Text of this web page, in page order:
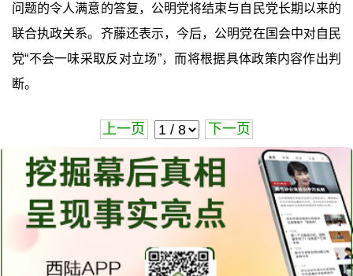
问题的令人满意的答复，公明党将结束与自民党长期以来的
联合执政关系。齐藤还表示，今后，公明党在国会中对自民
党“不会一味采取反对立场”，而将根据具体政策内容作出判
断。
上一页 下一页